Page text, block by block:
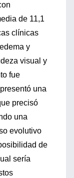
de 11,1
clínicas
y
visual y
fue
una
precisó
una
evolutivo
de
sería